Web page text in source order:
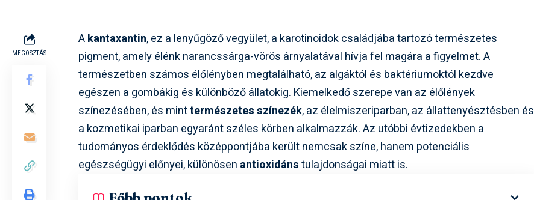
MEGOSZTÁS
Akantaxantin, ez a lenyűgöző vegyület, a karotinoidok családjába tartozó természetes
pigment, amely élénk narancssárga-vörös árnyalatával hívja fel magára a figyelmet. A
természetben számos élőlényben megtalálható, az algáktól és baktériumoktól kezdve
egészen a gombákig és különböző állatokig. Kiemelkedő szerepe van az élőlények
színezésében, és minttermészetes színezék, az élelmiszeriparban, az állattenyésztésben és
a kozmetikai iparban egyaránt széles körben alkalmazzák. Az utóbbi évtizedekben a
tudományos érdeklődés középpontjába került nemcsak színe, hanem potenciális
egészségügyi előnyei, különösen antioxidánstulajdonságai miatt is.